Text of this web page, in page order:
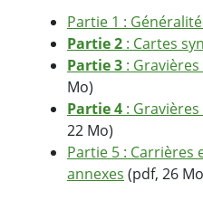
Partie 1 :
Partie 2 : Cartes
Partie 3 :
Mo)
Partie 4 :
22 Mo)
Partie 5 : Carrières
annexes (pdf, 26